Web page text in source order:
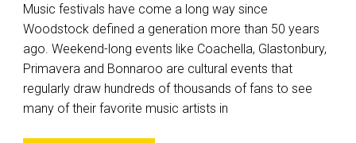
Music festivals have come a long way since
Woodstock defined a generation more than 50 years
ago. Weekend-long events like Coachella, Glastonbury,
Primavera and Bonnaroo are cultural events that
regularly draw hundreds of thousands of fans to see
many of their favorite music artists in